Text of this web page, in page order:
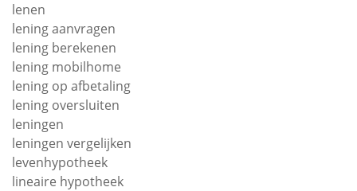
lenen
lening aanvragen
lening berekenen
lening mobilhome
lening op afbetaling
lening oversluiten
leningen
leningen vergelijken
levenhypotheek
lineaire hypotheek